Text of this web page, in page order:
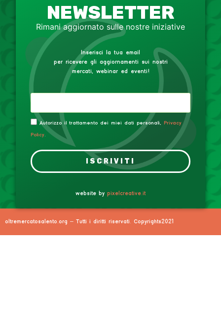
NEWSLETTER
Rimani aggiornato sulle nostre iniziative
Inserisci la tua email
per ricevere gli aggiornamenti sui nostri
mercati, webinar ed eventi!
Autorizzo il trattamento dei miei dati personali, Privacy
Policy
ISCRIVITI
website by pixelcreative.it
oltremercatosalento.org – Tutti i diritti riservati. Copyrights2021